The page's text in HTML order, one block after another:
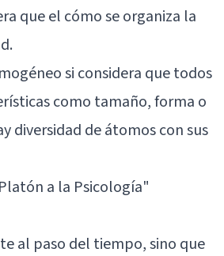
que el cómo se organiza la
si considera que todos
como tamaño, forma o
diversidad de átomos con sus
a la Psicología"
al paso del tiempo, sino que